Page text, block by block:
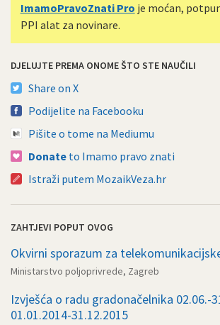
ImamoPravoZnati Pro je moćan,
PPI alat za novinare.
DJELUJTE PREMA ONOME ŠTO STE NAUČILI
Share on X
Podijelite na Facebooku
Pišite o tome na Mediumu
Donate to Imamo pravo znati
Istraži putem MozaikVeza.hr
ZAHTJEVI POPUT OVOG
Okvirni sporazum za
Ministarstvo poljoprivrede, Zagreb
Izvješća o radu gradonačelnika 02.06.-
01.01.2014-31.12.2015